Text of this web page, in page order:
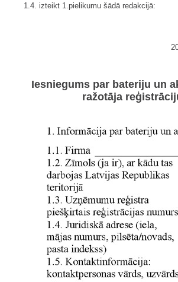
1.4. izteikt 1.pielikumu šādā redakcijā:
Iesniegums par bateriju un
ražotāja